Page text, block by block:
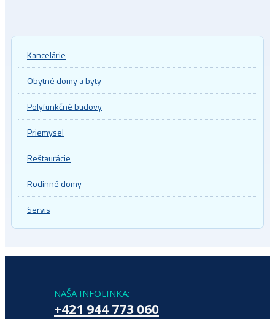
Kancelárie
Obytné domy a byty
Polyfunkčné budovy
Priemysel
Reštaurácie
Rodinné domy
Servis
NAŠA INFOLINKA:
+421 944 773 060